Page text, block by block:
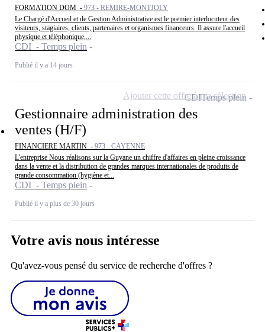
FORMATION DOM - 973 - REMIRE-MONTJOLY
Le Chargé d'Accueil et de Gestion Administrative est le premier interlocuteur des
visiteurs, stagiaires, clients, partenaires et organismes financeurs. Il assure l'accueil
physique et téléphonique,...
CDI - Temps plein
Publié il y a 14 jours
Gestionnaire administration des
ventes (H/F)
FINANCIERE MARTIN - 973 - CAYENNE
L'entreprise Nous réalisons sur la Guyane un chiffre d'affaires en pleine croissance
dans la vente et la distribution de grandes marques internationales de produits de
grande consommation (hygiène et...
CDI - Temps plein
Publié il y a plus de 30 jours
CDITemps plein
Ajouter cette offre à ma sélection
Votre avis nous intéresse
Qu'avez-vous pensé du service de recherche d'offres ?